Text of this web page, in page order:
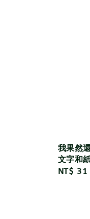
我果然
文字和
Regular
NT$ 31